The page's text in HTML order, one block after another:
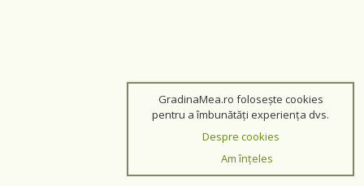
GradinaMea.ro folosește cookies
pentru a îmbunătăți experiența dvs.
Despre cookies
Am înțeles